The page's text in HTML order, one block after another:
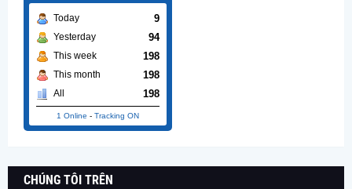
Today 9
Yesterday 94
This week 198
This month 198
All 198
1 Online - Tracking ON
CHÚNG TÔI TRÊN